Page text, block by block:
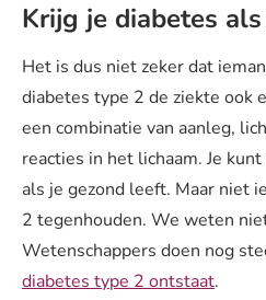
Krijg je diabetes
Het is dus niet zeker dat
diabetes type 2 de ziekte ook
een combinatie van aanleg,
reacties in het lichaam. Je
als je gezond leeft. Maar niet
2 tegenhouden. We weten
Wetenschappers doen nog
diabetes type 2 ontstaat.